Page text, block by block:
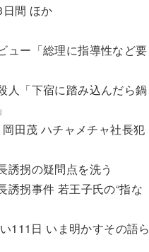
間 ほか
ュー「総理に指導性など要
人「下宿に踏み込んだら鍋
田茂 ハチャメチャ社長犯
誘拐の疑問点を洗う
誘拐事件 若王子氏の“指な
111日 いま明かすその語ら